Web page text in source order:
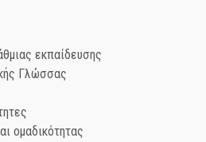
εκπαίδευσης
Γλώσσας
ομαδικότητας